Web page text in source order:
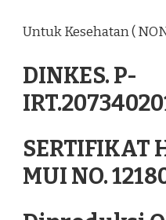
Untuk Kesehatan (
DINKES. P-
SERTIFIKAT
MUI NO.